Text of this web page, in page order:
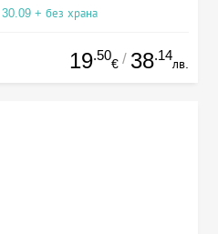
+ без храна
19.50
€ / 38.14
лв.